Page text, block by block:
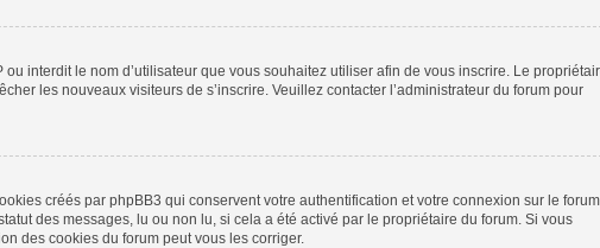
interdit le nom d’utilisateur que vous souhaitez utiliser afin de vous inscrire. Le
les nouveaux visiteurs de s’inscrire. Veuillez contacter l’administrateur du forum pour
créés par phpBB3 qui conservent votre authentification et votre connexion sur le forum.
des messages, lu ou non lu, si cela a été activé par le propriétaire du forum. Si vous
des cookies du forum peut vous les corriger.